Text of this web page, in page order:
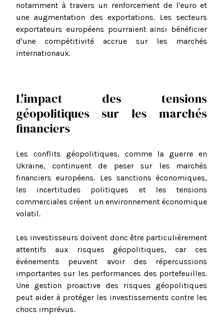
notamment à travers un renforcement de l'euro et
une augmentation des exportations. Les secteurs
exportateurs européens pourraient ainsi bénéficier
d'une compétitivité accrue sur les marchés
internationaux.
L'impact des tensions
géopolitiques sur les marchés
financiers
Les conflits géopolitiques, comme la guerre en
Ukraine, continuent de peser sur les marchés
financiers européens. Les sanctions économiques,
les incertitudes politiques et les tensions
commerciales créent un environnement économique
volatil.
Les investisseurs doivent donc être particulièrement
attentifs aux risques géopolitiques, car ces
événements peuvent avoir des répercussions
importantes sur les performances des portefeuilles.
Une gestion proactive des risques géopolitiques
peut aider à protéger les investissements contre les
chocs imprévus.